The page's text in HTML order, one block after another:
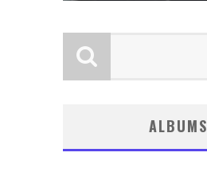
ALBUMS